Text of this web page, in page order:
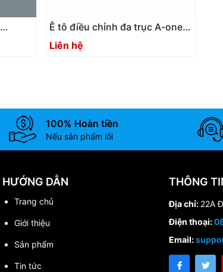
Ê tô điều chỉnh đa trục A-one
3A-200006 | Wire-cut vise
Liên hệ
100% Hoàn tiền
Nếu sản phẩm lỗi
HƯỚNG DẪN
Trang chủ
Giới thiệu
Sản phẩm
Tin tức
THÔNG
Địa chỉ: 22A
Điện thoại:
Email: